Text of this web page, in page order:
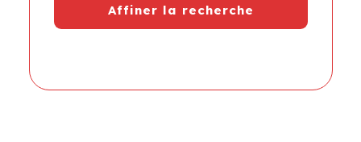
Affiner la recherche